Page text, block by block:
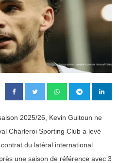
2025/26, Kevin Guitoun ne
Charleroi Sporting Club a levé
contrat du latéral international
une saison de référence avec 3